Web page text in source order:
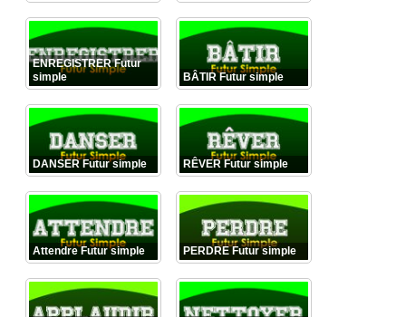
ENREGISTRER Futur
simple
BÂTIR Futur simple
DANSER Futur simple RÊVER Futur simple
Attendre Futur simple PERDRE Futur simple